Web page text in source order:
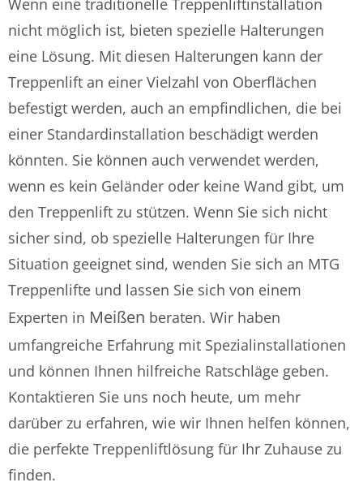
Wenn eine traditionelle Treppenliftinstallation
nicht möglich ist, bieten spezielle Halterungen
eine Lösung. Mit diesen Halterungen kann der
Treppenlift an einer Vielzahl von Oberflächen
befestigt werden, auch an empfindlichen, die bei
einer Standardinstallation beschädigt werden
könnten. Sie können auch verwendet werden,
wenn es kein Geländer oder keine Wand gibt, um
den Treppenlift zu stützen. Wenn Sie sich nicht
sicher sind, ob spezielle Halterungen für Ihre
Situation geeignet sind, wenden Sie sich an MTG
Treppenlifte und lassen Sie sich von einem
Experten in Meißen beraten. Wir haben
umfangreiche Erfahrung mit Spezialinstallationen
und können Ihnen hilfreiche Ratschläge geben.
Kontaktieren Sie uns noch heute, um mehr
darüber zu erfahren, wie wir Ihnen helfen können,
die perfekte Treppenliftlösung für Ihr Zuhause zu
finden.